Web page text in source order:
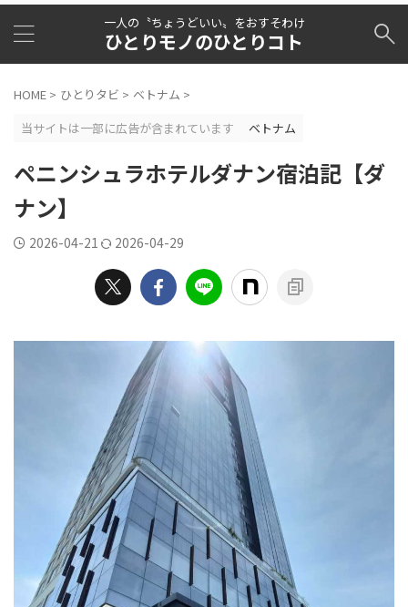
一人の〝ちょうどいい〟をおすそわけ
ひとりモノのひとりコト
HOME > ひとりタビ > ベトナム >
当サイトは一部に広告が含まれています
ベトナム
ペニンシュラホテルダナン宿泊記【ダ
ナン】
2026-04-21 2026-04-29